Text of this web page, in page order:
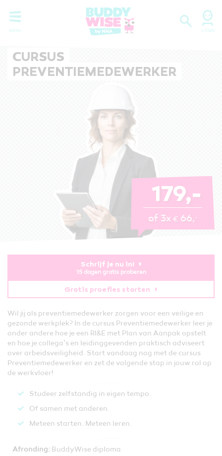
CURSUS
PREVENTIEMEDEWERKER
179,-
of 3x € 66,-
Wil jij als preventiemedewerker zorgen voor een veilige en
gezonde werkplek? In de cursus Preventiemedewerker leer je
onder andere hoe je een RI&E met Plan van Aanpak opstelt
en hoe je collega’s en leidinggevenden praktisch adviseert
over arbeidsveiligheid. Start vandaag nog met de cursus
Preventiemedewerker en zet de volgende stap in jouw rol op
de werkvloer!
Schrijf je nu in!
15 dagen gratis proberen
Gratis proefles starten
Studeer zelfstandig in eigen tempo.
Of samen met anderen.
Meteen starten. Meteen leren​.
Afronding: BuddyWise diploma